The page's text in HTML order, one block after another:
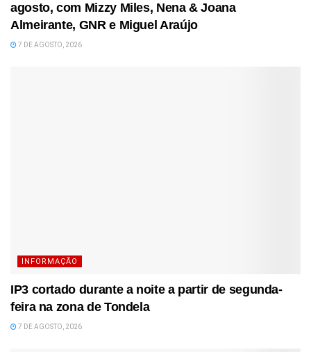
agosto, com Mizzy Miles, Nena & Joana
Almeirante, GNR e Miguel Araújo
7 DE AGOSTO, 2026
INFORMAÇÃO
IP3 cortado durante a noite a partir de segunda-
feira na zona de Tondela
7 DE AGOSTO, 2026